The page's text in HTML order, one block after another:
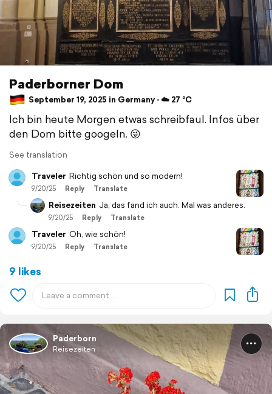
Paderborner Dom
September 19, 2025 in Germany ⋅ ☁️ 27 °C
Ich bin heute Morgen etwas schreibfaul. Infos über
den Dom bitte googeln. 😜
See translation
Traveler Richtig schön und so modern!
9/20/25 Reply Translate
Reisezeiten Ja, das fand ich auch. Mal was anderes.
9/20/25 Reply Translate
Traveler Oh, wie schön!
9/20/25 Reply Translate
9 likes
Paderborn
Reisezeiten